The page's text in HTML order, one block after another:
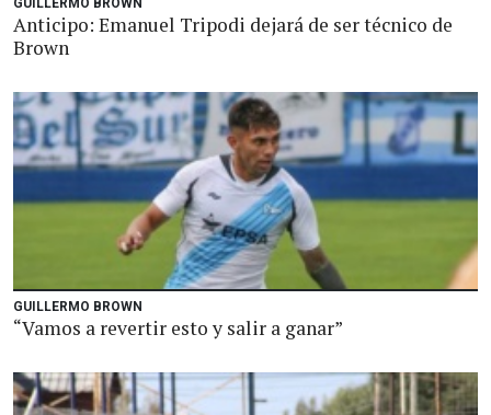
GUILLERMO BROWN
Anticipo: Emanuel Tripodi dejará de ser técnico de
Brown
GUILLERMO BROWN
“Vamos a revertir esto y salir a ganar”